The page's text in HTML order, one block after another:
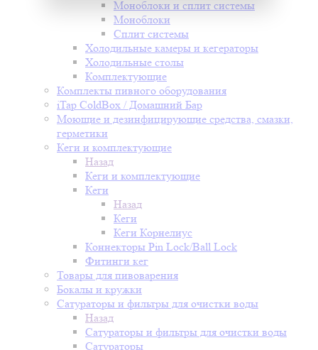
Моноблоки и сплит системы
Моноблоки
Сплит системы
Холодильные камеры и кегераторы
Холодильные столы
Комплектующие
Комплекты пивного оборудования
iTap ColdBox / Домашний Бар
Моющие и дезинфицирующие средства, смазки,
герметики
Кеги и комплектующие
Назад
Кеги и комплектующие
Кеги
Назад
Кеги
Кеги Корнелиус
Коннекторы Pin Lock/Ball Lock
Фитинги кег
Товары для пивоварения
Бокалы и кружки
Сатураторы и фильтры для очистки воды
Назад
Сатураторы и фильтры для очистки воды
Сатураторы